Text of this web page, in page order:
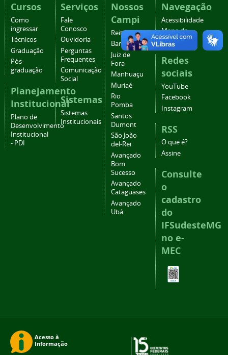
Cursos
Como
ingressar
Técnicos
Graduação
Pós-
graduação
Planejamento
Institucional
Plano de
Desenvolvimento
Institucional
- PDI
Serviços
Fale
Conosco
Ouvidoria
Perguntas
Frequentes
Comunicação
Social
Sistemas
Sistemas
Institucionais
Nossos
Campi
Reitoria
Barbacena
Juiz de
Fora
Manhuaçu
Muriaé
Rio
Pomba
Santos
Dumont
São João
del-Rei
Avançado
Bom
Sucesso
Avançado
Cataguases
Avançado
Ubá
Navegação
Acessibilidade
Mapa do
site
Redes
sociais
YouTube
Facebook
Instagram
RSS
O que é?
Assine
Consulte
o
cadastro
do
IFSudesteMG
no e-
MEC